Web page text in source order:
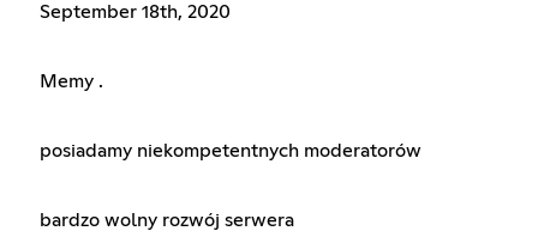
September 18th, 2020
Memy .
posiadamy niekompetentnych moderatorów
bardzo wolny rozwój serwera